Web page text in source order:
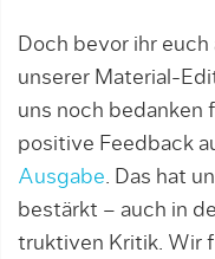
Doch bevor ihr
unserer Material-
uns noch bedanken
positive Feedback
Ausgabe. Das hat
bestärkt – auch in
truktiven Kritik. Wir